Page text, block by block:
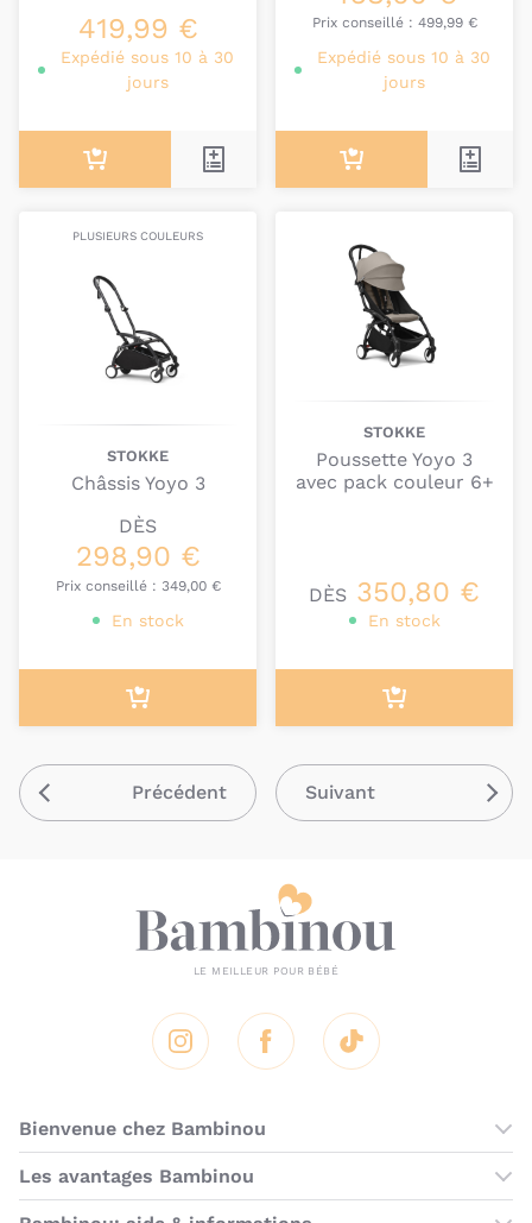
419,99 €
Expédié sous 10 à 30
jours
Prix conseillé : 499,99 €
Expédié sous 10 à 30
jours
PLUSIEURS COULEURS
STOKKE
Châssis Yoyo 3
DÈS
298,90 €
Prix conseillé : 349,00 €
En stock
STOKKE
Poussette Yoyo 3
avec pack couleur 6+
DÈS 350,80 €
En stock
Précédent Suivant
Instagram Facebook Tik Tok
Bienvenue chez Bambinou
Les boutiques Bambinou
Boutique Bambinou Paris
Les avantages Bambinou
Bons plans Bambinou